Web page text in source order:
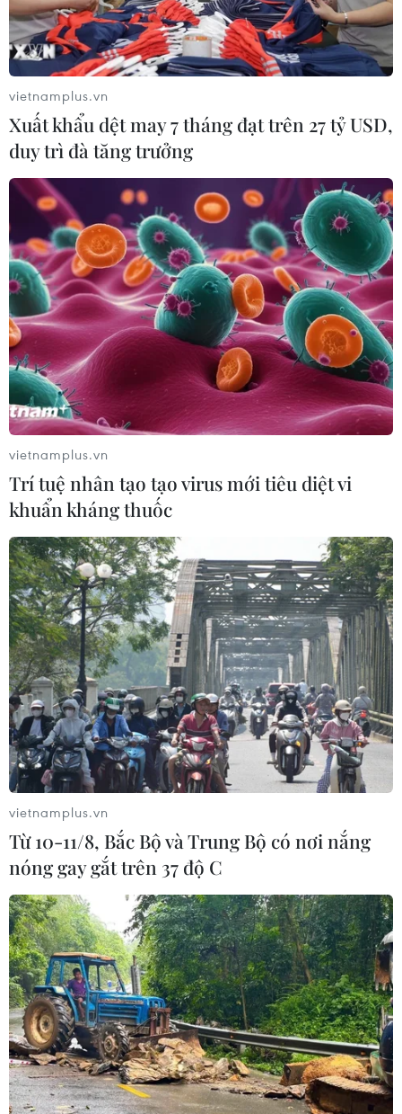
vietnamplus.vn
Xuất khẩu dệt may 7 tháng đạt trên 27 tỷ USD,
duy trì đà tăng trưởng
vietnamplus.vn
Trí tuệ nhân tạo tạo virus mới tiêu diệt vi
khuẩn kháng thuốc
vietnamplus.vn
Từ 10-11/8, Bắc Bộ và Trung Bộ có nơi nắng
nóng gay gắt trên 37 độ C